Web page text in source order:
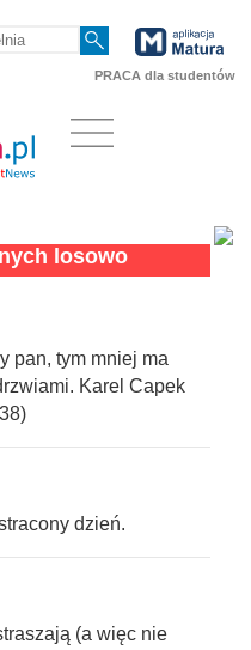
PRACA dla studentów
losowo
pan, tym mniej ma
Karel Capek
dzień.
(a więc nie